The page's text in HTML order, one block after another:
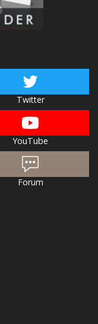
Twitter
YouTube
Forum